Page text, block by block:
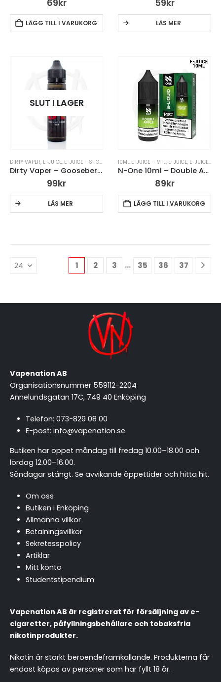
69kr
LÄGG TILL I VARUKORG
59kr
LÄS MER
SLUT I LAGER
DIRTY VAPER, E-JUICE, E-JUICE - SHORTFILL (DTL) 50ML ,E-JUICE UTAN NIKOTIN,
Dirty Vaper – Gooseberry Rhubarb
99kr
LÄS MER
10ML E-JUICE – MTL, E-JUICE, E-JUICE MED NIKOTIN
N-One 10ml – Double Apple – 14mg Saltnikotin
89kr
LÄGG TILL I VARUKORG
1 2 3 … 35 36 37
Vapenation AB
Organisationsnummer 559112-2204
Annelundsgatan 17C, 749 40 Enköping
Telefon: 073-829 08 00
E-post: info@vapenation.se
Butiken har öppet måndag till fredag 10.00–18.00 och
lördag 12.00–16.00.
Söndagar stängt. Se avvikande öppettider och hitta hit.
Om oss
Butiken i Enköping
Allmänna villkor
Betalningsvillkor
Sekretesspolicy
Artiklar
Mitt konto
Studentstipendium
Vapenation AB är registrerat för försäljning av e-
cigaretter, påfyllningsbehållare och tobaksfria
nikotinprodukter.
Nikotin är starkt beroendeframkallande. Produkterna får
endast köpas av personer som har fyllt 18 år.